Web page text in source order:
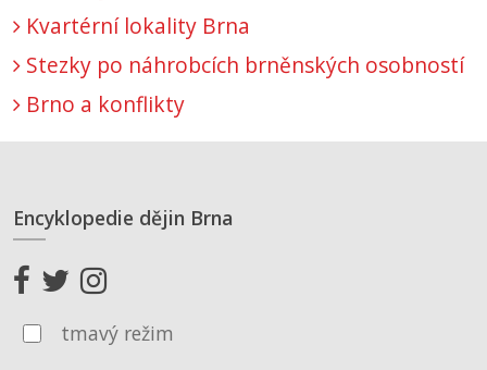
Kvartérní lokality Brna
Stezky po náhrobcích brněnských osobností
Brno a konflikty
Encyklopedie dějin Brna
tmavý režim